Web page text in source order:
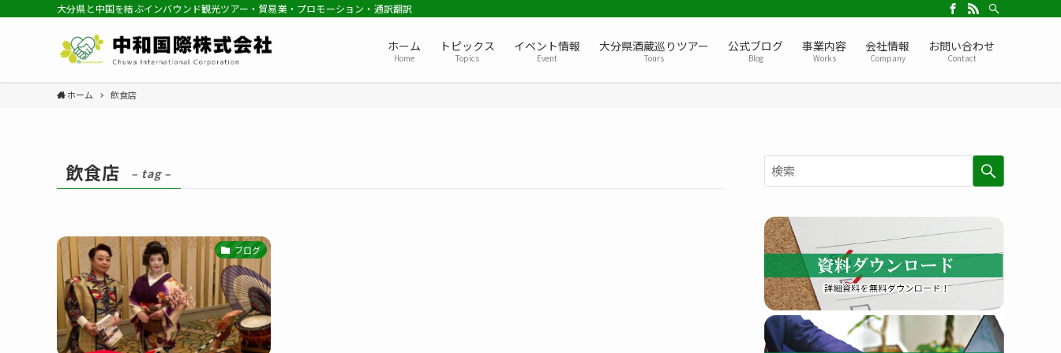
大分県と中国を結ぶインバウンド観光ツアー・貿易業・プロモーション・通訳翻訳
ホーム
Home
トピックス
Topics
イベント情報
Event
大分県酒蔵巡りツアー
Tours
公式ブログ
Blog
事業内容
Works
会社情報
Company
お問い合わせ
Contact
ホーム 飲食店
飲食店 – tag –
ブログ
索